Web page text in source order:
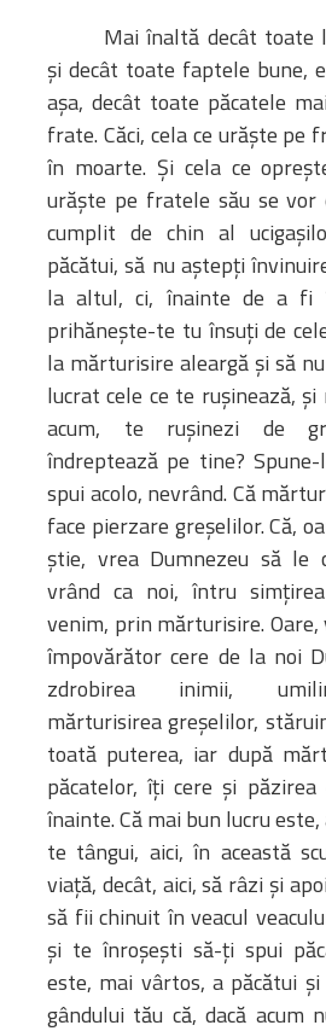
Mai înaltă decât toate
şi decât toate faptele bune,
aşa, decât toate păcatele
frate. Căci, cela ce urăşte pe
în moarte. Şi cela ce
urăşte pe fratele său se vor
cumplit de chin al
păcătui, să nu aştepţi
la altul, ci, înainte de a fi
prihăneşte-te tu însuţi de
la mărturisire aleargă şi să
lucrat cele ce te ruşinează,
acum, te ruşinezi de
îndreptează pe tine?
spui acolo, nevrând. Că
face pierzare greşelilor. Că,
ştie, vrea Dumnezeu să le
vrând ca noi, întru
venim, prin mărturisire. Oare,
împovărător cere de la noi
zdrobirea inimii,
mărturisirea greşelilor,
toată puterea, iar după
păcatelor, îţi cere şi păzirea
înainte. Că mai bun lucru
te tângui, aici, în această
viaţă, decât, aici, să râzi şi
să fii chinuit în veacul
şi te înroşeşti să-ţi spui
este, mai vârtos, a păcătui
gândului tău că, dacă acum